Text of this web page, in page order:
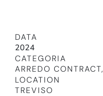
DATA
2024
CATEGORIA
ARREDO CONTRACT,
LOCATION
TREVISO